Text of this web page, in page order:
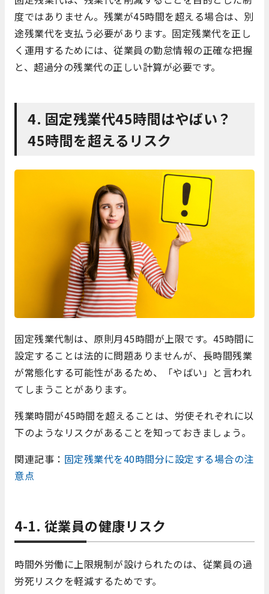
度ではありません。残業が45時間を超える場合は、別
途残業代を支払う必要があります。固定残業代を正し
く運用するためには、従業員の勤怠情報の正確な把握
と、超過分の残業代の正しい計算が必要です。
4. 固定残業代45時間はやばい？
45時間を超えるリスク
固定残業代制は、原則月45時間が上限です。45時間に
設定することは法的に問題ありませんが、長時間残業
が常態化する可能性があるため、「やばい」と言われ
てしまうことがあります。
残業時間が45時間を超えることは、労使それぞれに以
下のようなリスクがあることを知っておきましょう。
関連記事： 固定残業代を40時間分に設定する場合の注
意点
4-1. 従業員の健康リスク
時間外労働に上限規制が設けられたのは、従業員の過
労死リスクを軽減するためです。